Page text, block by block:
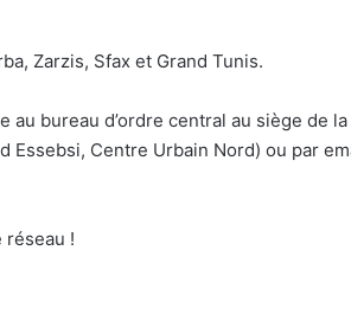
Zarzis, Sfax et Grand Tunis.
bureau d’ordre central au siège de la
Essebsi, Centre Urbain Nord) ou par
!